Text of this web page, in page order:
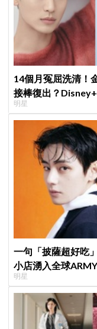
14個月冤屈洗清！
接棒復出？
明星
一句「披薩超好吃
小店湧入全球
明星